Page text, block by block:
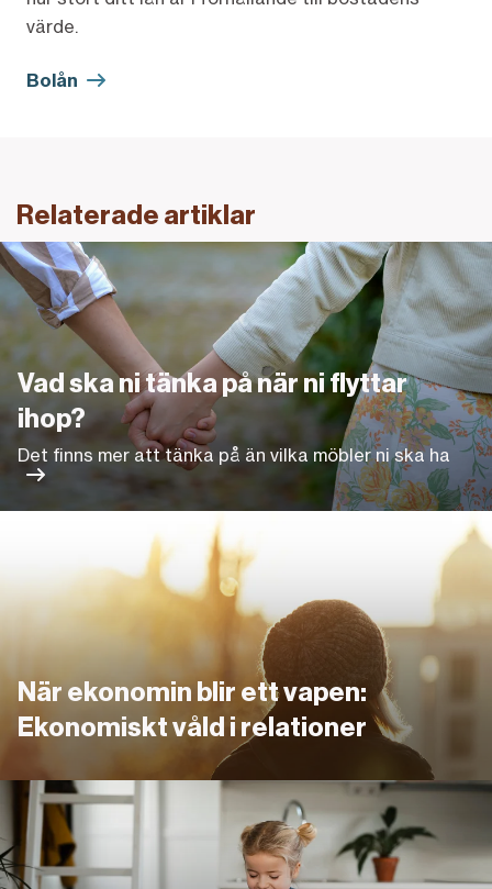
värde.
Bolån
Relaterade artiklar
Det finns mer att tänka på än vilka möbler ni ska ha
Vad ska ni tänka på när ni flyttar
ihop?
Det finns mer att tänka på än vilka möbler ni ska ha
När ekonomin blir ett vapen:
Ekonomiskt våld i relationer
Så kan du tänka kring bolånet